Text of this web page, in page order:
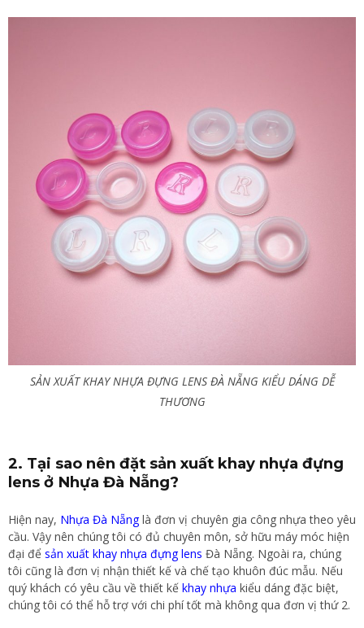
SẢN XUẤT KHAY NHỰA ĐỰNG LENS ĐÀ NẴNG KIỂU DÁNG DỄ
THƯƠNG
2. Tại sao nên đặt sản xuất khay nhựa đựng
lens ở Nhựa Đà Nẵng?
Hiện nay, Nhựa Đà Nẵnglà đơn vị chuyên gia công nhựa theo yêu
cầu. Vậy nên chúng tôi có đủ chuyên môn, sở hữu máy móc hiện
đại để sản xuất khay nhựa đựng lens Đà Nẵng. Ngoài ra, chúng
tôi cũng là đơn vị nhận thiết kế và chế tạo khuôn đúc mẫu. Nếu
quý khách có yêu cầu về thiết kế khay nhựa kiểu dáng đặc biệt,
chúng tôi có thể hỗ trợ với chi phí tốt mà không qua đơn vị thứ 2.